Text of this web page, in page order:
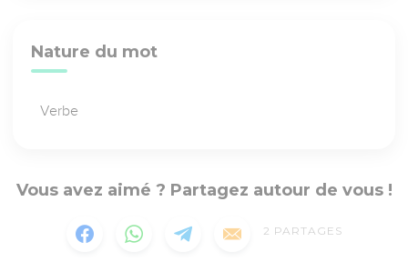
Nature du mot
Verbe
Vous avez aimé ? Partagez autour de vous !
2 PARTAGES